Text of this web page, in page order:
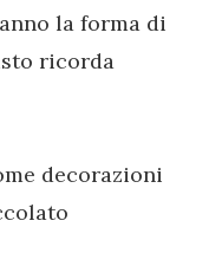
la forma di
ricorda
decorazioni